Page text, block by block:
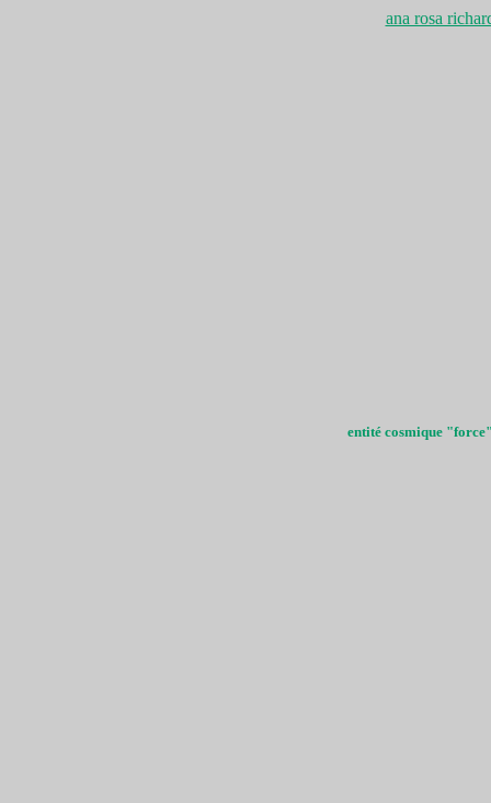
ana rosa
entité cosmique